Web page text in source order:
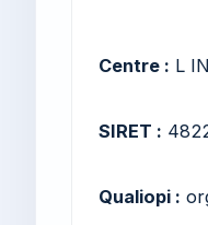
Centre : L
SIRET :
Qualiopi :